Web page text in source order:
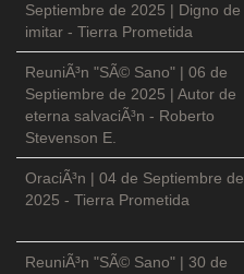
Septiembre de 2025 | Digno de
imitar - Tierra Prometida
ReuniÃ³n "SÃ© Sano" | 06 de
Septiembre de 2025 | Autor de
eterna salvaciÃ³n - Roberto
Stevenson E.
OraciÃ³n | 04 de Septiembre de
2025 - Tierra Prometida
ReuniÃ³n "SÃ© Sano" | 30 de